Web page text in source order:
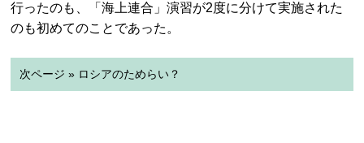
行ったのも、「海上連合」演習が2度に分けて実施された
のも初めてのことであった。
次ページ » ロシアのためらい？